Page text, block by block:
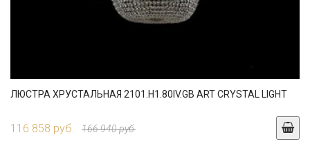
ЛЮСТРА ХРУСТАЛЬНАЯ 2101.H1.80IV.GB ART CRYSTAL LIGHT
116 858 руб. 166 940 руб.